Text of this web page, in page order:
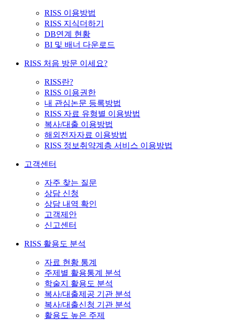
RISS 이용방법
RISS 지식더하기
DB연계 현황
BI 및 배너 다운로드
RISS 처음 방문 이세요?
RISS란?
RISS 이용권한
내 관심논문 등록방법
RISS 자료 유형별 이용방법
복사/대출 이용방법
해외전자자료 이용방법
RISS 정보취약계층 서비스 이용방법
고객센터
자주 찾는 질문
상담 신청
상담 내역 확인
고객제안
신고센터
RISS 활용도 분석
자료 현황 통계
주제별 활용통계 분석
학술지 활용도 분석
복사/대출제공 기관 분석
복사/대출신청 기관 분석
활용도 높은 주제